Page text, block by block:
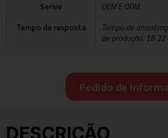
Serive OEM E ODM
Tempo de resposta
Tempo de
de produção: 18-22
Pedido de
DESCRIÇÃO